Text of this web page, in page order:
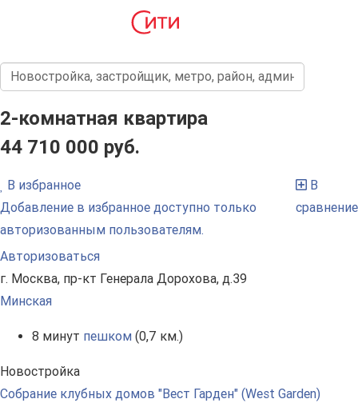
2-комнатная квартира
44 710 000 руб.
В избранное
Добавление в избранное доступно только
авторизованным пользователям.
Авторизоваться
В
сравнение
г. Москва, пр-кт Генерала Дорохова, д.39
Минская
8 минут пешком (0,7 км.)
Новостройка
Собрание клубных домов "Вест Гарден" (West Garden)